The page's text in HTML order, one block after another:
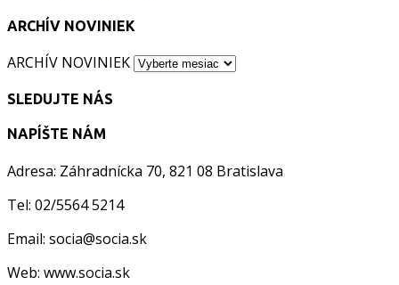
ARCHÍV NOVINIEK
ARCHÍV NOVINIEK
SLEDUJTE NÁS
NAPÍŠTE NÁM
Adresa: Záhradnícka 70, 821 08 Bratislava
Tel: 02/5564 5214
Email: socia@socia.sk
Web: www.socia.sk